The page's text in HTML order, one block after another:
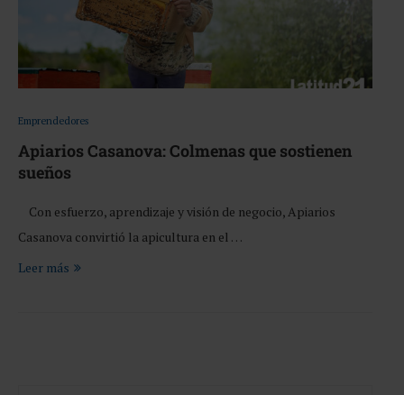
Emprendedores
Apiarios Casanova: Colmenas que sostienen
sueños
Con esfuerzo, aprendizaje y visión de negocio, Apiarios
Casanova convirtió la apicultura en el …
Leer más